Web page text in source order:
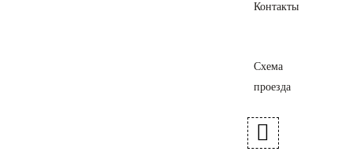
Контакты
Схема
проезда